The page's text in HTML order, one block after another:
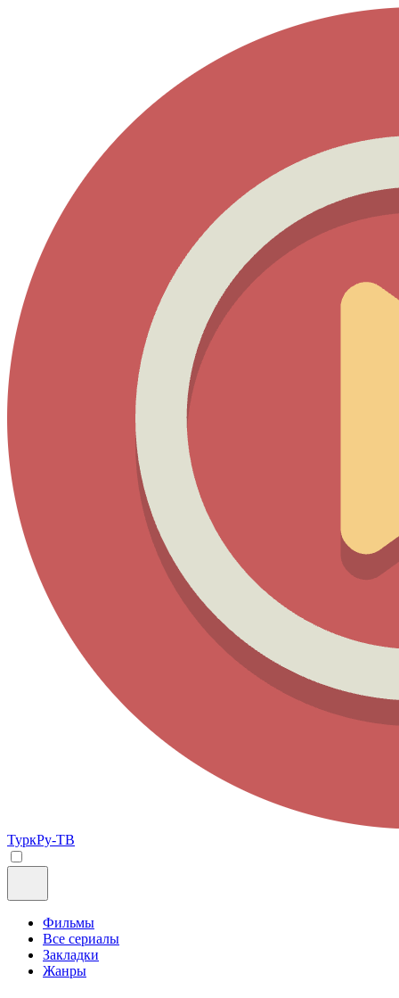
ТуркРу-ТВ
Фильмы
Все сериалы
Закладки
Жанры